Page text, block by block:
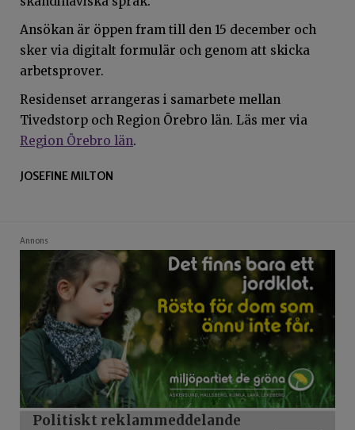
Ansökan är öppen fram till den 15 december och
sker via digitalt formulär och genom att skicka
arbetsprover.
Residenset arrangeras i samarbete mellan
Tivedstorp och Region Örebro län. Läs mer via
Region Örebro län.
JOSEFINE MILTON
Annons
Politiskt reklammeddelande